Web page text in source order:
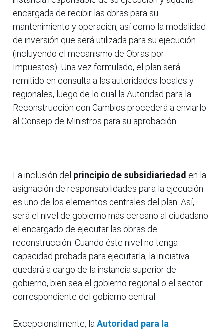
encargada de recibir las obras para su
mantenimiento y operación, así como la modalidad
de inversión que será utilizada para su ejecución
(incluyendo el mecanismo de Obras por
Impuestos). Una vez formulado, el plan será
remitido en consulta a las autoridades locales y
regionales, luego de lo cual la Autoridad para la
Reconstrucción con Cambios procederá a enviarlo
al Consejo de Ministros para su aprobación.
La inclusión del principio de subsidiariedad en la
asignación de responsabilidades para la ejecución
es uno de los elementos centrales del plan. Así,
será el nivel de gobierno más cercano al ciudadano
el encargado de ejecutar las obras de
reconstrucción. Cuando éste nivel no tenga
capacidad probada para ejecutarla, la iniciativa
quedará a cargo de la instancia superior de
gobierno, bien sea el gobierno regional o el sector
correspondiente del gobierno central.
Excepcionalmente, la Autoridad para la